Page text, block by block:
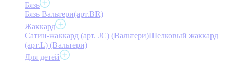
Бязь
Бязь Вальтери(арт.BR)
Жаккард
Сатин-жаккард (арт. JC) (Вальтери)Шелковый жаккард
(арт.L) (Вальтери)
Для детей